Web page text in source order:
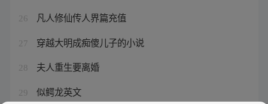
26 凡人修仙传人界篇充值
27 穿越大明成痴傻儿子的小说
28 夫人重生要离婚
29 似鳄龙英文